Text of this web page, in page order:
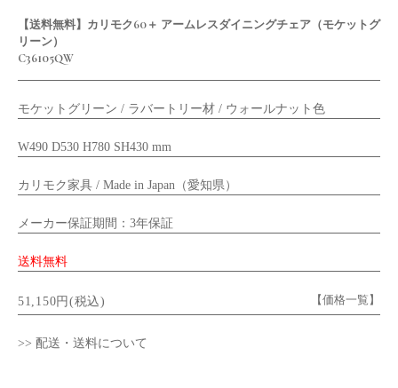
【送料無料】カリモク60＋ アームレスダイニングチェア（モケットグ
リーン）
C36105QW
モケットグリーン / ラバートリー材 / ウォールナット色
W490 D530 H780 SH430 mm
カリモク家具 / Made in Japan（愛知県）
メーカー保証期間：3年保証
送料無料
51,150円(税込) 【価格一覧】
>> 配送・送料について